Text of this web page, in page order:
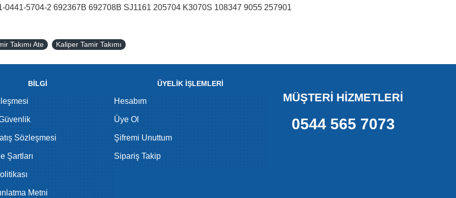
5704-2 692367B 692708B SJ1161 205704 K3070S 108347 9055 257901
Takımı Ate Kaliper Tamir Takımı
BİLGİ
Sözleşmesi
Şartları
Metni
ÜYELİK İŞLEMLERİ
Hesabım
Üye Ol
Şifremi Unuttum
Sipariş Takip
MÜŞTERİ HİZMETLERİ
0544 565 7073